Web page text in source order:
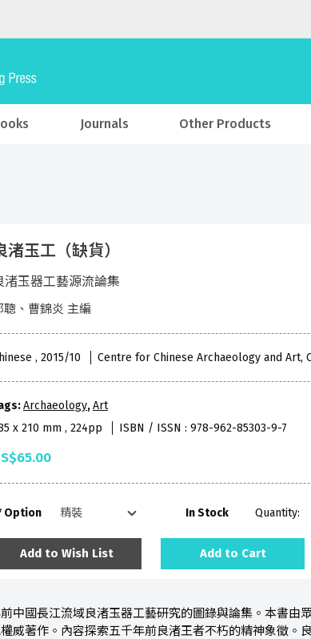
Journals Other Products
渚玉工（缺貨）
渚玉器工藝源流論集
聰、曹錦炎 主編
, 2015/10 Centre for Chinese Archaeology and Art,
Archaeology,Art
x 210 mm , 224pp
ISBN / ISSN : 978-962-85303-9-7
Option In Stock Quantity:
Add to Wish List Add to Cart
中國長江流域良渚玉器工藝研究的圖錄與論集。本書由
威著作。內容探索五千年前良渚王者不朽的精神象徵。